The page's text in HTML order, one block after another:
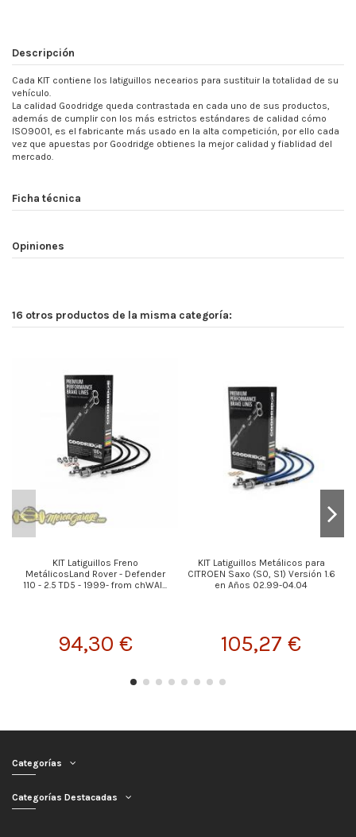
Descripción
Cada KIT contiene los latiguillos necearios para sustituir la totalidad de su
vehículo.
La calidad Goodridge queda contrastada en cada uno de sus productos,
además de cumplir con los más estrictos estándares de calidad cómo
ISO9001, es el fabricante más usado en la alta competición, por ello cada
vez que apuestas por Goodridge obtienes la mejor calidad y fiablidad del
mercado.
Ficha técnica
Opiniones
16 otros productos de la misma categoría:
KIT Latiguillos Freno
MetálicosLand Rover - Defender
110 - 2.5 TD5 - 1999- from chWAI...
94,30 €
KIT Latiguillos Metálicos para
CITROEN Saxo (S0, S1) Versión 1.6
en Años 02.99-04.04
105,27 €
Categorías
Categorías Destacadas